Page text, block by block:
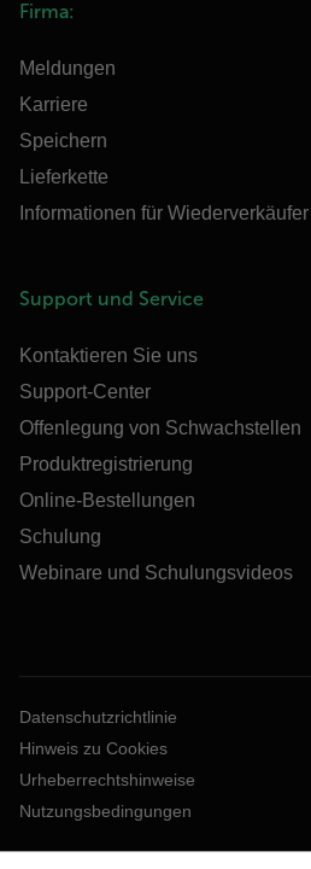
Firma:
Meldungen
Karriere
Speichern
Lieferkette
Informationen für
Support und Service
Kontaktieren Sie uns
Support-Center
Offenlegung von Schwachstellen
Produktregistrierung
Online-Bestellungen
Schulung
Webinare und Schulungsvideos
Datenschutzrichtlinie
Hinweis zu Cookies
Urheberrechtshinweise
Nutzungsbedingungen